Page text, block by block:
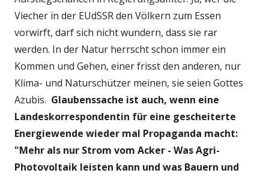
Viecher in der EUdSSR den Völkern zum Essen
vorwirft, darf sich nicht wundern, dass sie rar
werden. In der Natur herrscht schon immer ein
Kommen und Gehen, einer frisst den anderen, nur
Klima- und Naturschützer meinen, sie seien Gottes
Azubis. Glaubenssache ist auch, wenn eine
Landeskorrespondentin für eine gescheiterte
Energiewende wieder mal Propaganda macht:
"Mehr als nur Strom vom Acker - Was Agri-
Photovoltaik leisten kann und was Bauern und